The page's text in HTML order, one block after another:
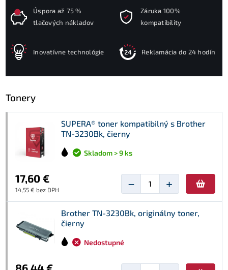
Úspora až 75 %
tlačových nákladov
Záruka 100%
kompatibility
Inovatívne technológie Reklamácia do 24 hodín
Tonery
SUPERA® toner kompatibilný s Brother
TN-3230Bk, čierny
Skladom > 9 ks
17,60 €
14,55 € bez DPH − +
Brother TN-3230Bk, originálny toner,
čierny
Nedostupné